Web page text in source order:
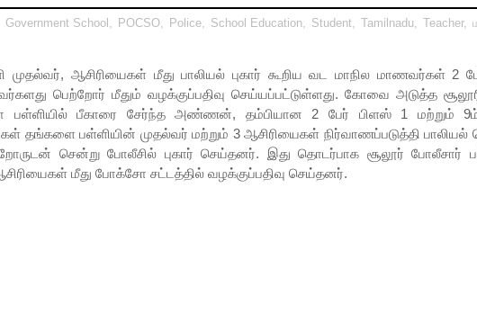
Government School , POCSO, Police, School Education, Student, Tamilnadu, Teacher,
ஆசிரியைகள் மீது பாலியல் புகார் கூறிய வட மாநில மாணவர்கள் 2
பெற்றோர் மீதும் வழக்குப்பதிவு செய்யப்பட்டுள்ளது. கோவை அடுத்த
பள்ளியில் பீகாரை சேர்ந்த அண்ணன், தம்பியான 2 பேர் பிளஸ் 1 மற்றும் 9ம்
தங்களை பள்ளியின் முதல்வர் மற்றும் 3 ஆசிரியைகள் நிர்வாணப்படுத்தி
சென்று போலீசில் புகார் செய்தனர். இது தொடர்பாக சூலூர் போலீசார்
மீது போக்சோ சட்டத்தில் வழக்குப்பதிவு செய்தனர்.